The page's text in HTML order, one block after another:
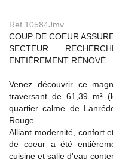
Ref 10584Jmv
COUP DE COEUR
SECTEUR
ENTIÈREMENT RÉNOVÉ.
Venez découvrir ce
traversant de 61,39 m²
quartier calme de
Rouge.
Alliant modernité, confort
de coeur a été
cuisine et salle d'eau